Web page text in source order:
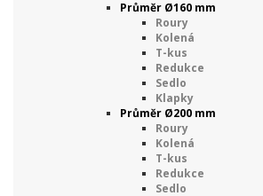
Průměr Ø160 mm
Roury
Kolená
T-kus
Redukce
Sedlo
Klapky
Průměr Ø200 mm
Roury
Kolená
T-kus
Redukce
Sedlo